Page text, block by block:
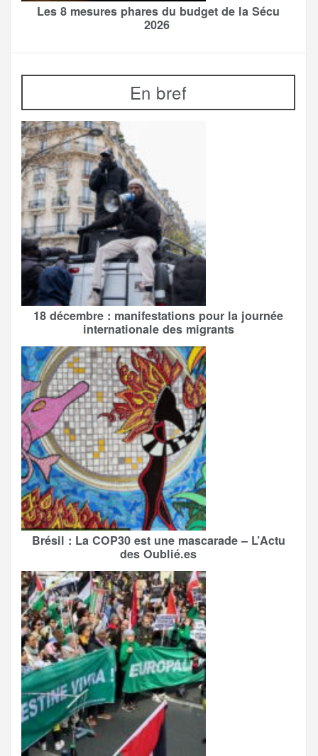
Les 8 mesures phares du budget de la Sécu
2026
En bref
18 décembre : manifestations pour la journée
internationale des migrants
Brésil : La COP30 est une mascarade – L’Actu
des Oublié.es